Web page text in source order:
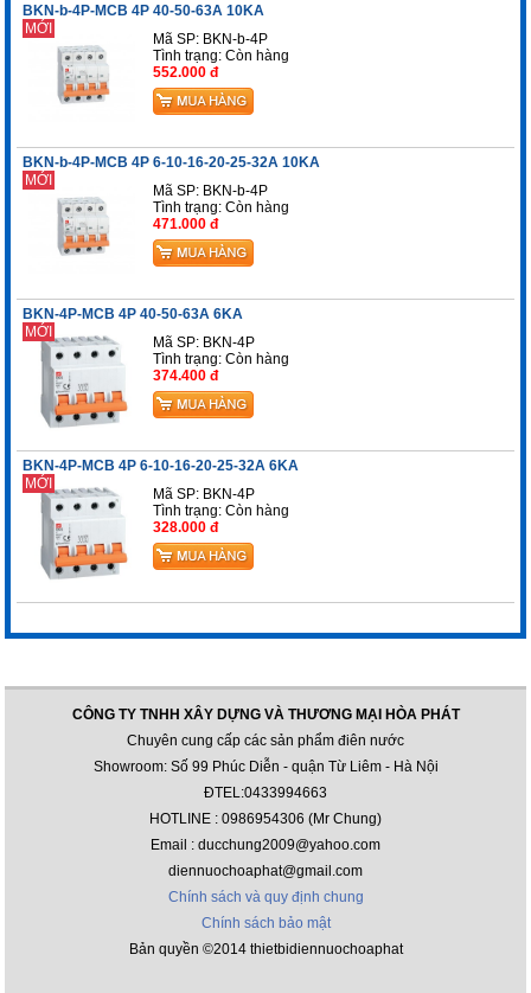
BKN-b-4P-MCB 4P 40-50-63A 10KA
MỚI
Mã SP: BKN-b-4P
Tình trạng:Còn hàng
552.000 đ
BKN-b-4P-MCB 4P 6-10-16-20-25-32A 10KA
MỚI
Mã SP: BKN-b-4P
Tình trạng:Còn hàng
471.000 đ
BKN-4P-MCB 4P 40-50-63A 6KA
MỚI
Mã SP: BKN-4P
Tình trạng:Còn hàng
374.400 đ
BKN-4P-MCB 4P 6-10-16-20-25-32A 6KA
MỚI
Mã SP: BKN-4P
Tình trạng:Còn hàng
328.000 đ
CÔNG TY TNHH XÂY DỰNG VÀ THƯƠNG MẠI HÒA PHÁT
Chuyên cung cấp các sản phẩm điên nước
Showroom: Số 99 Phúc Diễn - quận Từ Liêm - Hà Nội
ĐTEL:0433994663
HOTLINE : 0986954306 (Mr Chung)
Email : ducchung2009@yahoo.com
diennuochoaphat@gmail.com
Chính sách và quy định chung
Chính sách bảo mật
Bản quyền ©2014 thietbidiennuochoaphat